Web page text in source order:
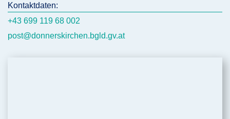
Kontaktdaten:
+43 699 119 68 002
post@donnerskirchen.bgld.gv.at